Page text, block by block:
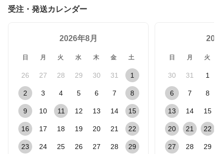
受注・発送カレンダー
2026年8月
日 月 火 水 木 金 土
26 27 28 29 30 31 1
2 3 4 5 6 7 8
9 10 11 12 13 14 15
16 17 18 19 20 21 22
23 24 25 26 27 28 29
日 月 火
30 31 1
6 7 8
13 14 15
20 21 22
27 28 29